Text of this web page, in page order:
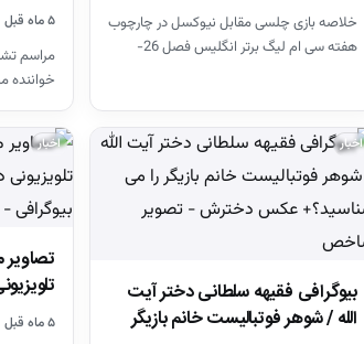
خلاصه بازی چلسی مقابل نیوکسل در چارچوب
هفته سی ام لیگ برتر انگلیس فصل 26-
۵ ماه قبل
مراسم
خواننده
اخبار
بیوگرافی فقیهه سلطانی دختر آیت
الله / شوهر فوتبالیست خانم بازیگر
اخبار
+
۵ ماه قبل